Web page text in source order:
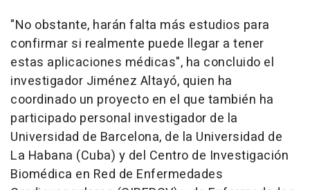
"No obstante, harán falta más estudios para
confirmar si realmente puede llegar a tener
estas aplicaciones médicas", ha concluido el
investigador Jiménez Altayó, quien ha
coordinado un proyecto en el que también ha
participado personal investigador de la
Universidad de Barcelona, de la Universidad de
La Habana (Cuba) y del Centro de Investigación
Biomédica en Red de Enfermedades